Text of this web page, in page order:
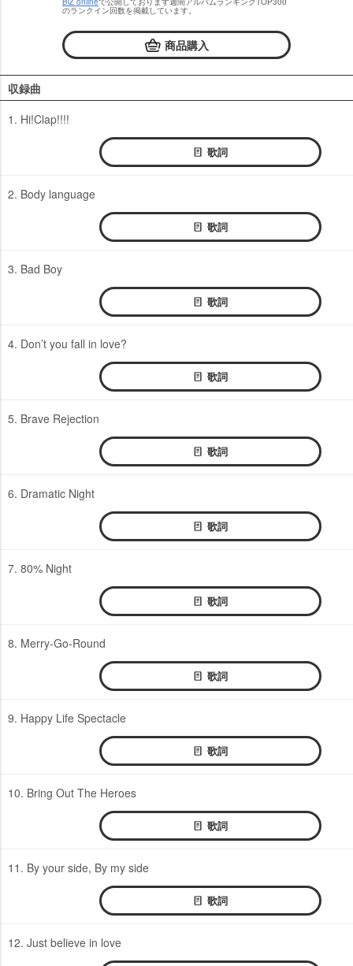
のランクイン回数を掲載しています。
商品購入
収録曲
1. Hi!Clap!!!!
歌詞
2. Body language
歌詞
3. Bad Boy
歌詞
4. Don’t you fall in love?
歌詞
5. Brave Rejection
歌詞
6. Dramatic Night
歌詞
7. 80% Night
歌詞
8. Merry-Go-Round
歌詞
9. Happy Life Spectacle
歌詞
10. Bring Out The Heroes
歌詞
11. By your side, By my side
歌詞
12. Just believe in love